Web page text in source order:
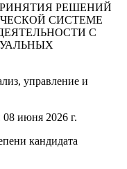
ПРИНЯТИЯ РЕШЕНИЙ
СИСТЕМЕ
С
управление и
июня 2026 г.
кандидата